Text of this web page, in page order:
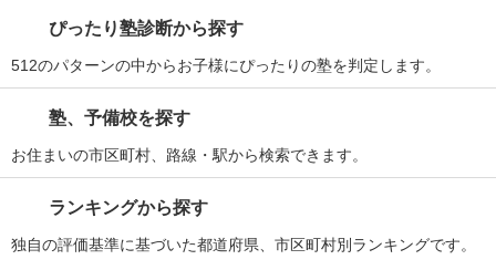
ぴったり塾診断から探す
512のパターンの中からお子様にぴったりの塾を判定します。
塾、予備校を探す
お住まいの市区町村、路線・駅から検索できます。
ランキングから探す
独自の評価基準に基づいた都道府県、市区町村別ランキングです。